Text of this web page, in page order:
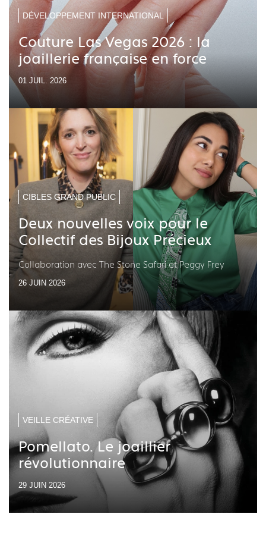
DÉVELOPPEMENT INTERNATIONAL
Couture Las Vegas 2026 : la
joaillerie française en force
01 JUIL. 2026
CIBLES GRAND PUBLIC
Deux nouvelles voix pour le
Collectif des Bijoux Précieux
Collaboration avec The Stone Safari et Peggy Frey
26 JUIN 2026
VEILLE CRÉATIVE
Pomellato. Le joaillier
révolutionnaire
29 JUIN 2026